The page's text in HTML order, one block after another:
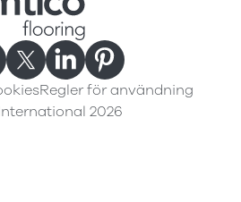
Regler för användning
2026